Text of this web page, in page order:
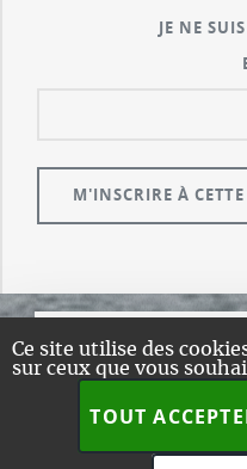
Ce site utilise des
sur ceux que vous
TOUT
JE NE
©
A